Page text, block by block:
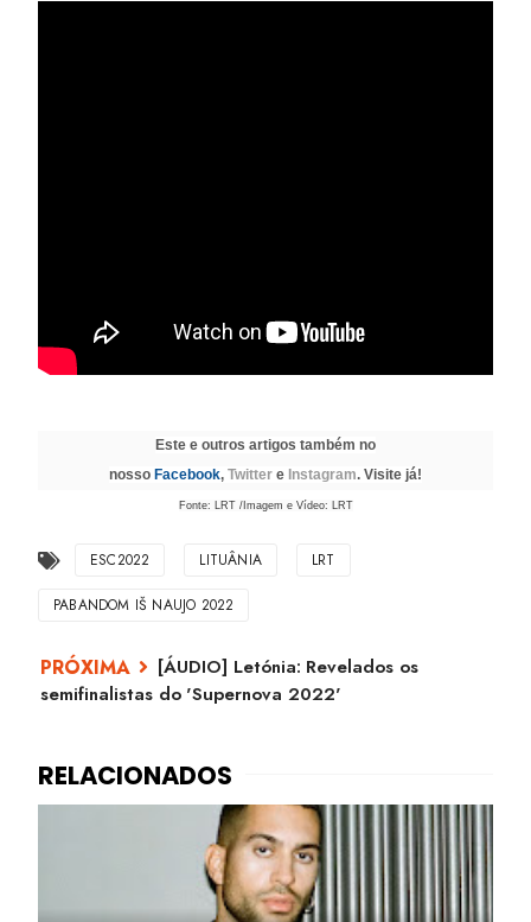
Este e outros artigos também no
nosso Facebook, Twitter e Instagram. Visite já!
Fonte: LRT /Imagem e Vídeo: LRT
ESC2022 LITUÂNIA LRT
PABANDOM IŠ NAUJO 2022
[ÁUDIO] Letónia: Revelados os
semifinalistas do 'Supernova 2022'